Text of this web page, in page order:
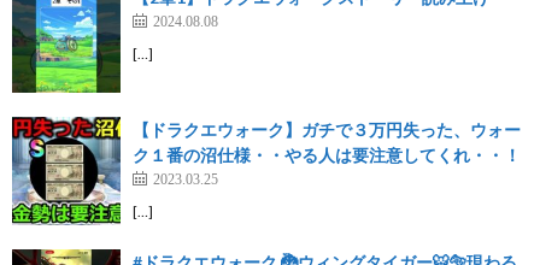
2024.08.08
[…]
【ドラクエウォーク】ガチで３万円失った、ウォー
ク１番の沼仕様・・やる人は要注意してくれ・・！
2023.03.25
[…]